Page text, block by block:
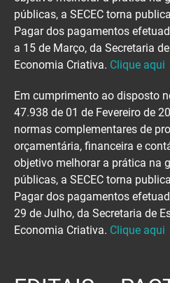
públicas, a SECEC torna
Pagar dos pagamentos
a 15 de Março, da Secretaria
Economia Criativa. Clique aqui
Em cumprimento ao disposto
47.938 de 01 de Fevereiro de
normas complementares de
orçamentária, financeira e
objetivo melhorar a prática na
públicas, a SECEC torna
Pagar dos pagamentos
29 de Julho, da Secretaria de
Economia Criativa. Clique aqui